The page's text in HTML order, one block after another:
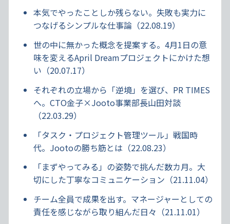
本気でやったことしか残らない。失敗も実力に
つなげるシンプルな仕事論（22.08.19）
世の中に無かった概念を提案する。4月1日の意
味を変えるApril Dreamプロジェクトにかけた想
い（20.07.17）
それぞれの立場から「逆境」を選び、PR TIMES
へ。CTO金子×Jooto事業部長山田対談
（22.03.29）
「タスク・プロジェクト管理ツール」戦国時
代。Jootoの勝ち筋とは（22.08.23）
「まずやってみる」の姿勢で挑んだ数カ月。大
切にした丁寧なコミュニケーション（21.11.04）
チーム全員で成果を出す。マネージャーとしての
責任を感じながら取り組んだ日々（21.11.01）